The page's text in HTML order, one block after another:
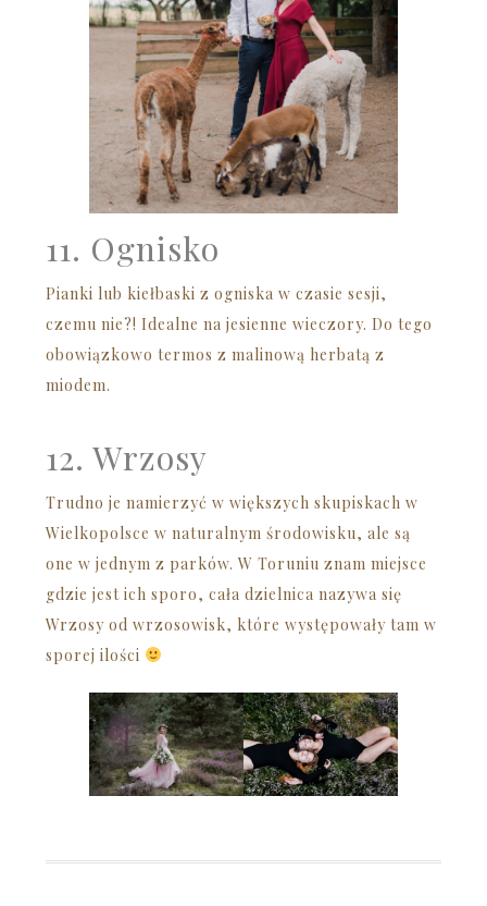
11. Ognisko
Pianki lub kiełbaski z ogniska w czasie sesji,
czemu nie?! Idealne na jesienne wieczory. Do tego
obowiązkowo termos z malinową herbatą z
miodem.
12. Wrzosy
Trudno je namierzyć w większych skupiskach w
Wielkopolsce w naturalnym środowisku, ale są
one w jednym z parków. W Toruniu znam miejsce
gdzie jest ich sporo, cała dzielnica nazywa się
Wrzosy od wrzosowisk, które występowały tam w
sporej ilości